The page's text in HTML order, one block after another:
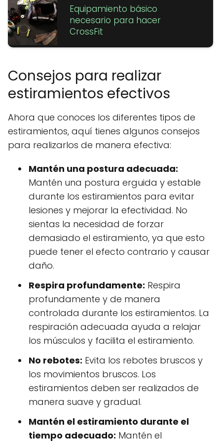
Equipamiento básico
necesario para hacer
CrossFit
Consejos para realizar
estiramientos efectivos
Ahora que conoces los diferentes tipos de
estiramientos, aquí tienes algunos consejos
para realizarlos de manera efectiva:
Mantén una postura adecuada:
Mantén una postura erguida y estable
durante los estiramientos para evitar
lesiones y mejorar la efectividad. No
sientas la necesidad de forzar
demasiado el estiramiento, ya que esto
puede tener el efecto contrario y causar
daño.
Respira profundamente: Respira
profundamente y de manera
controlada durante los estiramientos. La
respiración adecuada ayuda a relajar
los músculos y facilita el estiramiento.
No rebotes: Evita los rebotes bruscos y
los movimientos bruscos. Los
estiramientos deben ser realizados de
manera suave y gradual.
Mantén el estiramiento durante el
tiempo adecuado: Mantén el